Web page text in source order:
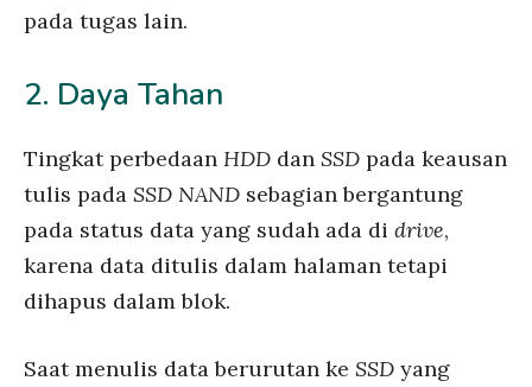
pada tugas lain.
2. Daya Tahan
Tingkat perbedaan HDD dan SSD pada keausan
tulis pada SSD NAND sebagian bergantung
pada status data yang sudah ada di drive,
karena data ditulis dalam halaman tetapi
dihapus dalam blok.
Saat menulis data berurutan ke SSD yang